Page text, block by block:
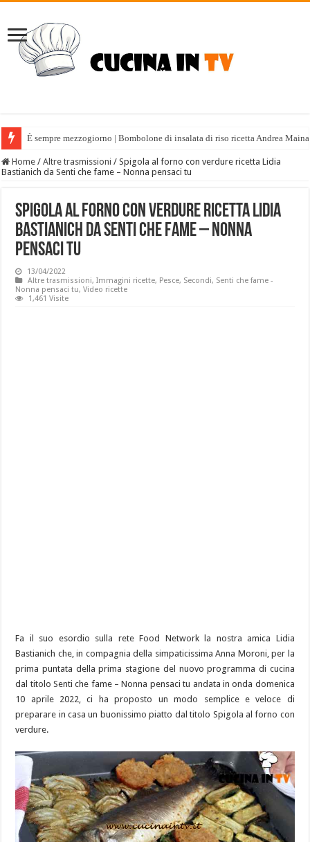
È sempre mezzogiorno | Bombolone di insalata di riso ricetta Andrea
Home / Altre trasmissioni / Spigola al forno con verdure ricetta Lidia
Bastianich da Senti che fame – Nonna pensaci tu
Spigola al forno con verdure ricetta Lidia
Bastianich da Senti che fame – Nonna
pensaci tu
13/04/2022
Altre trasmissioni,Immagini ricette, Pesce, Secondi, Senti che fame -
Nonna pensaci tu,Video ricette
1,461 Visite
Fa il suo esordio sulla rete Food Network la nostra amica Lidia
Bastianich che, in compagnia della simpaticissima Anna Moroni, per la
prima puntata della prima stagione del nuovo programma di cucina
dal titolo Senti che fame – Nonna pensaci tu andata in onda domenica
10 aprile 2022, ci ha proposto un modo semplice e veloce di
preparare in casa un buonissimo piatto dal titolo Spigola al forno con
verdure.